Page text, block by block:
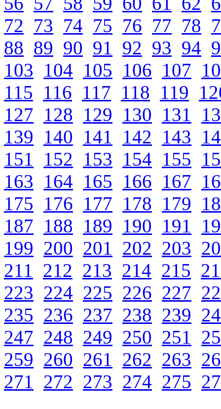
72 73 74 75 76 77 78
88 89 90 91 92 93 94
103 104 105 106 107
115 116 117 118 119
127 128 129 130 131
139 140 141 142 143
151
152 153 154 155
163 164 165 166 167
175 176 177 178 179
187 188 189 190 191
199 200 201 202 203
211 212 213 214 215
223 224 225 226 227
235 236 237 238 239
247 248 249 250 251
259 260 261 262 263
271 272 273 274 275